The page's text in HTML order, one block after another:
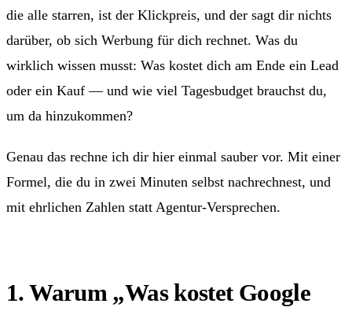
die alle starren, ist der Klickpreis, und der sagt dir nichts
darüber, ob sich Werbung für dich rechnet. Was du
wirklich wissen musst: Was kostet dich am Ende ein Lead
oder ein Kauf — und wie viel Tagesbudget brauchst du,
um da hinzukommen?
Genau das rechne ich dir hier einmal sauber vor. Mit einer
Formel, die du in zwei Minuten selbst nachrechnest, und
mit ehrlichen Zahlen statt Agentur-Versprechen.
1. Warum „Was kostet Google